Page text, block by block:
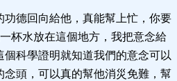
功德回向給他，真能幫上忙，你要
杯水放在這個地方，我把意念給
科學證明就知道我們的意念可以
念頭，可以真的幫他消災免難，幫